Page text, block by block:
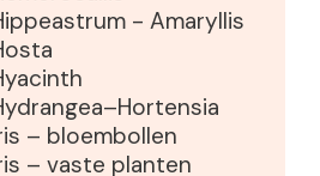
- Amaryllis
– bloembollen
– vaste planten